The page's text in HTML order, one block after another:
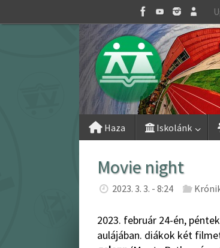
to
Skip
Haza Iskolánk
Movie night
2023. 3. 3. - 8:24
2023. február 24-én,
aulájában. diákok két